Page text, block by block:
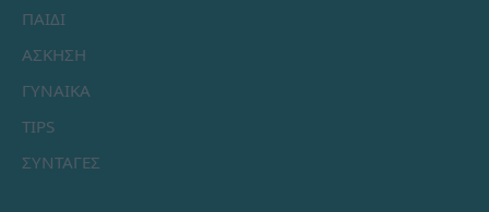
ΠΑΙΔΙ
ΑΣΚΗΣΗ
ΓΥΝΑΙΚΑ
TIPS
ΣΥΝΤΑΓΕΣ